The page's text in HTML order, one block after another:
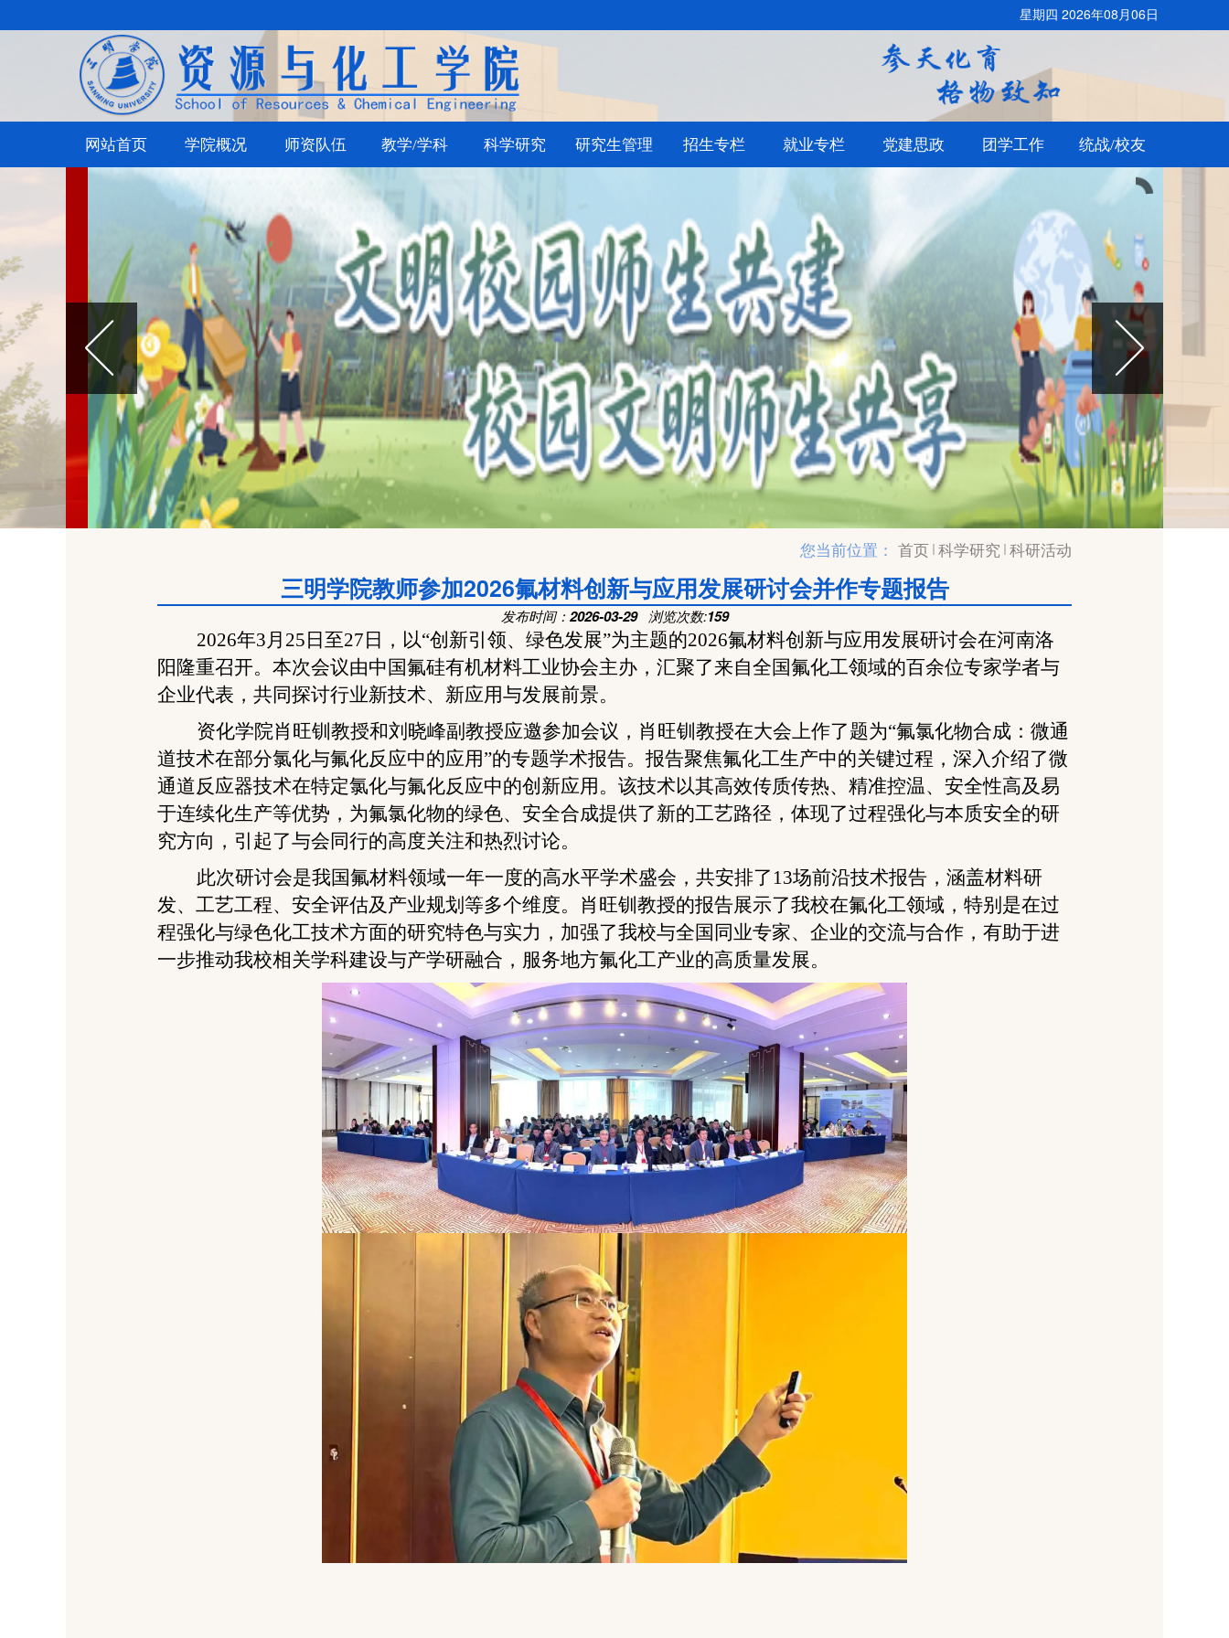
星期四 2026年08月06日
网站首页 学院概况 师资队伍 教学/学科 科学研究 研究生管理 招生专栏 就业专栏 党建思政 团学工作 统战/校友
您当前位置： 首页 科学研究 科研活动
三明学院教师参加2026氟材料创新与应用发展研讨会并作专题报告
发布时间：2026-03-29 浏览次数:159
2026年3月 25 日至27 日，以“创新引领、绿色发展”为主题的2026氟材料创新与应用发展研讨会在河南洛
阳隆重召开。本次会议由中国氟硅有机材料工业协会主办，汇聚了来自全国氟化工领域的百余位专家学者与
企业代表，共同探讨行业新技术、新应用与发展前景。
资化学院肖旺钏教授和刘晓峰副教授应邀参加会议， 肖旺钏教授在大会上作了题为“氟氯化物合成：微通
道技术在部分氯化与氟化反应中的应用”的专题学术报告。报告聚焦氟化工生产中的关键过程，深入介绍了微
通道反应器技术在特定氯化与氟化反应中的创新应用。该技术以其高效传质传热、精准控温、安全性高及易
于连续化生产等优势，为氟氯化物的绿色、安全合成提供了新的工艺路径，体现了过程强化与本质安全的研
究方向，引起了与会同行的高度关注和热烈讨论。
此次研讨会是我国氟材料领域一年一度的高水平学术盛会，共安排了 13场前沿技术报告，涵盖材料研
发、工艺工程、安全评估及产业规划等多个维度。肖旺钏教授的报告展示了我校在氟化工领域，特别是在过
程强化与绿色化工技术方面的研究特色与实力，加强了我校与全国同业专家、企业的交流与合作，有助于进
一步推动我校相关学科建设与产学研融合，服务地方氟化工产业的高质量发展。